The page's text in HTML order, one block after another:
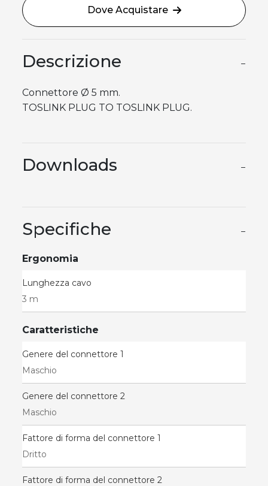
Dove Acquistare
Descrizione −
Connettore Ø 5 mm.
TOSLINK PLUG TO TOSLINK PLUG.
Downloads −
Specifiche −
Ergonomia
Lunghezza cavo
3 m
Caratteristiche
Genere del connettore 1
Maschio
Genere del connettore 2
Maschio
Fattore di forma del connettore 1
Dritto
Fattore di forma del connettore 2